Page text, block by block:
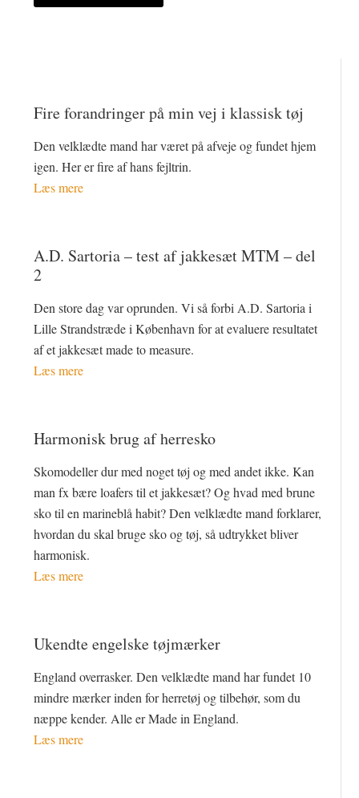
Fire forandringer på min vej i klassisk tøj
Den velklædte mand har været på afveje og fundet hjem
igen. Her er fire af hans fejltrin.
Læs mere
A.D. Sartoria – test af jakkesæt MTM – del
2
Den store dag var oprunden. Vi så forbi A.D. Sartoria i
Lille Strandstræde i København for at evaluere resultatet
af et jakkesæt made to measure.
Læs mere
Harmonisk brug af herresko
Skomodeller dur med noget tøj og med andet ikke. Kan
man fx bære loafers til et jakkesæt? Og hvad med brune
sko til en marineblå habit? Den velklædte mand forklarer,
hvordan du skal bruge sko og tøj, så udtrykket bliver
harmonisk.
Læs mere
Ukendte engelske tøjmærker
England overrasker. Den velklædte mand har fundet 10
mindre mærker inden for herretøj og tilbehør, som du
næppe kender. Alle er Made in England.
Læs mere